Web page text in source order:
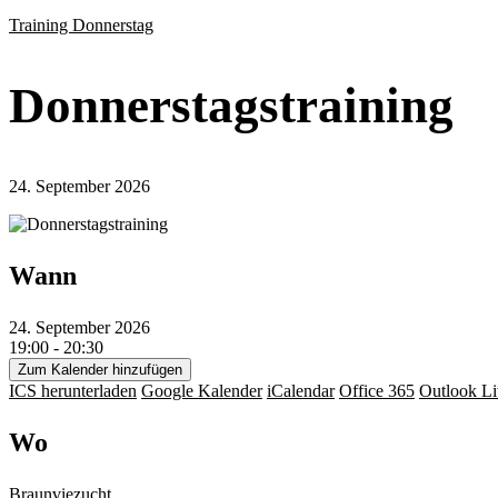
Training Donnerstag
Donnerstagstraining
24. September 2026
Wann
24. September 2026
19:00 - 20:30
Zum Kalender hinzufügen
ICS herunterladen Google Kalender iCalendar Office 365 Outlook
Wo
Braunviezucht